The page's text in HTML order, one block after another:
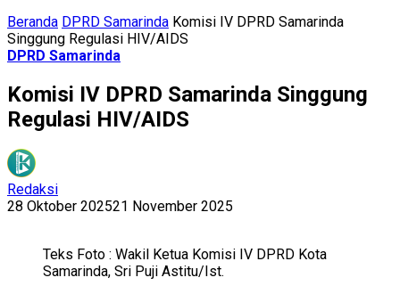
Beranda DPRD Samarinda Komisi IV DPRD Samarinda
Singgung Regulasi HIV/AIDS
DPRD Samarinda
Komisi IV DPRD Samarinda Singgung
Regulasi HIV/AIDS
Redaksi
28 Oktober 202521 November 2025
Teks Foto : Wakil Ketua Komisi IV DPRD Kota
Samarinda, Sri Puji Astitu/Ist.